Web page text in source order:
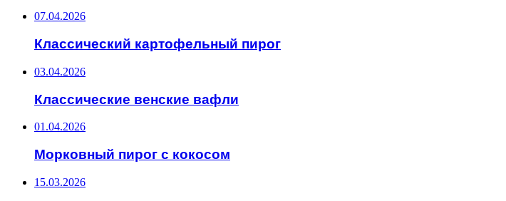
07.04.2026
Классический картофельный пирог
03.04.2026
Классические венские вафли
01.04.2026
Морковный пирог с кокосом
15.03.2026